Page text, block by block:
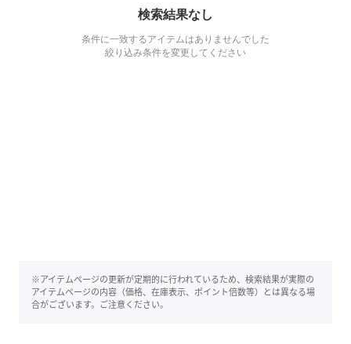
検索結果なし
条件に一致するアイテムはありませんでした
絞り込み条件を変更してください
※アイテムページの更新が定期的に行われているため、検索結果が実際の
アイテムページの内容（価格、在庫表示、ポイント倍数等）とは異なる場
合がございます。ご注意ください。